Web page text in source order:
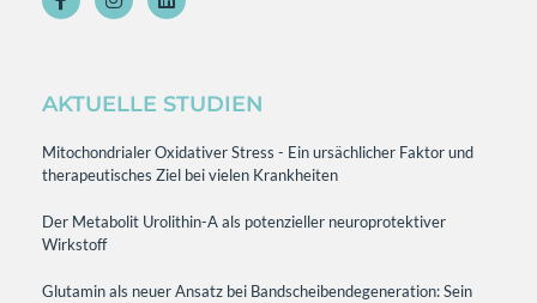
AKTUELLE STUDIEN
Mitochondrialer Oxidativer Stress - Ein ursächlicher Faktor und
therapeutisches Ziel bei vielen Krankheiten
Der Metabolit Urolithin-A als potenzieller neuroprotektiver
Wirkstoff
Glutamin als neuer Ansatz bei Bandscheibendegeneration: Sein